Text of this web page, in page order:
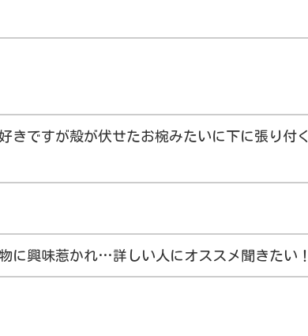
きですが殻が伏せたお椀みたいに下に張り付く
に興味惹かれ…詳しい人にオススメ聞きたい！